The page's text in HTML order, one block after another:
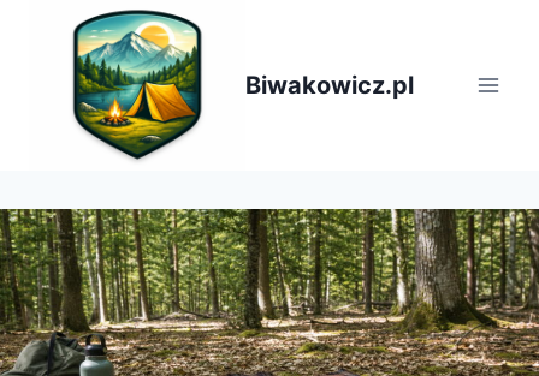
Biwakowicz.pl